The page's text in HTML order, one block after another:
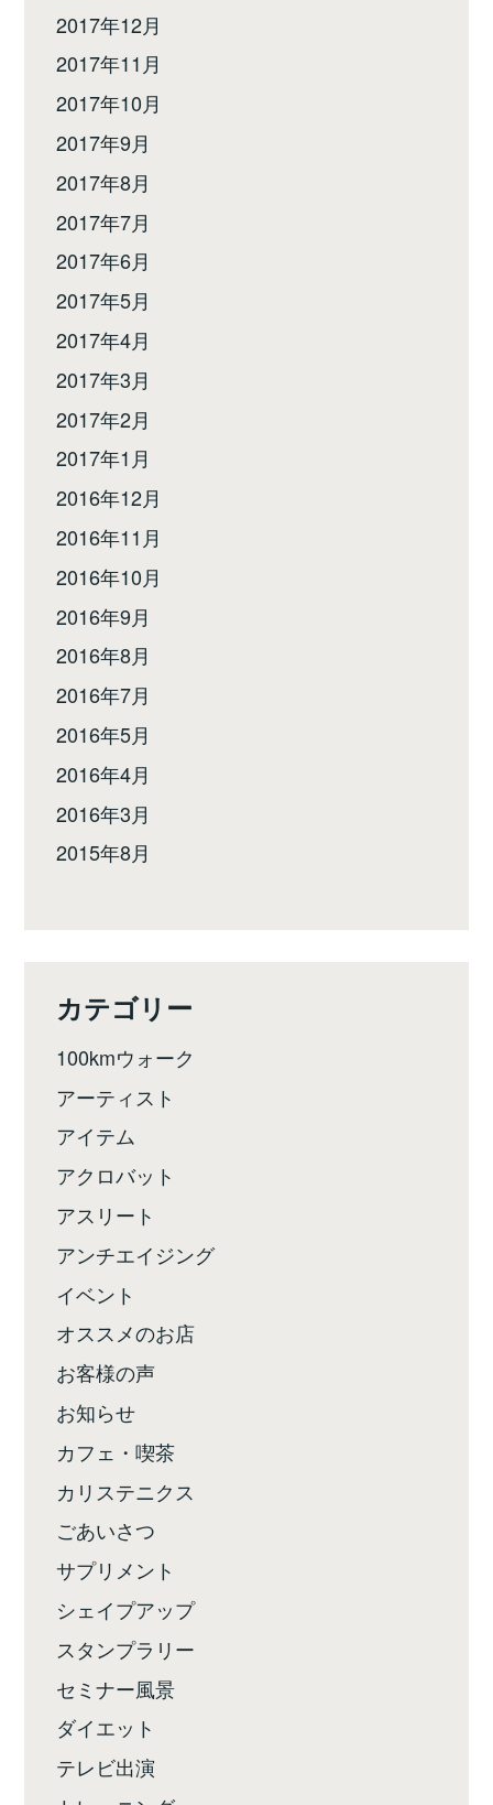
2017年12月
2017年11月
2017年10月
2017年9月
2017年8月
2017年7月
2017年6月
2017年5月
2017年4月
2017年3月
2017年2月
2017年1月
2016年12月
2016年11月
2016年10月
2016年9月
2016年8月
2016年7月
2016年5月
2016年4月
2016年3月
2015年8月
カテゴリー
100kmウォーク
アーティスト
アイテム
アクロバット
アスリート
アンチエイジング
イベント
オススメのお店
お客様の声
お知らせ
カフェ・喫茶
カリステニクス
ごあいさつ
サプリメント
シェイプアップ
スタンプラリー
セミナー風景
ダイエット
テレビ出演